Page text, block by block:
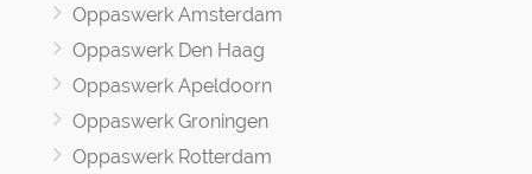
Oppaswerk Amsterdam
Oppaswerk Den Haag
Oppaswerk Apeldoorn
Oppaswerk Groningen
Oppaswerk Rotterdam